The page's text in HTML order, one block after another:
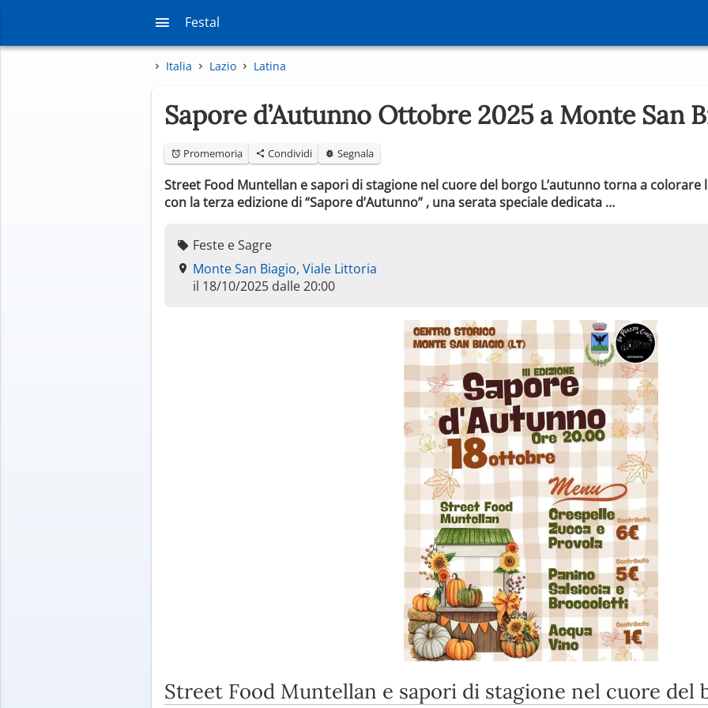
Festal
Italia Lazio Latina
Sapore d’Autunno Ottobre 2025 a Monte San
Promemoria Condividi Segnala
Street Food Muntellan e sapori di stagione nel cuore del borgo L’autunno torna a colorare
con la terza edizione di “Sapore d’Autunno” , una serata speciale dedicata …
Feste e Sagre
Monte San Biagio, Viale Littoria
il 18/10/2025 dalle 20:00
Street Food Muntellan e sapori di stagione nel cuore del